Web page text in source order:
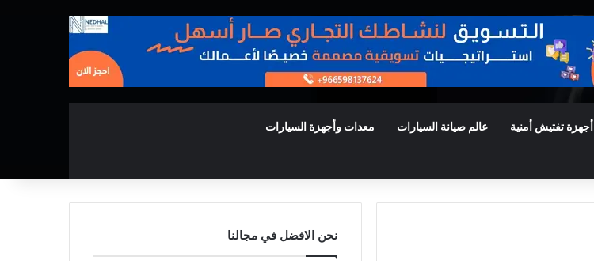
أجهزة تفتيش أمنية عالم صيانة السيارات معدات وأجهزة السيارات
نحن الافضل في مجالنا